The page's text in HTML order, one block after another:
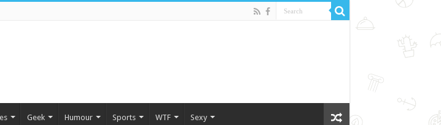
Geek Humour Sports WTF Sexy